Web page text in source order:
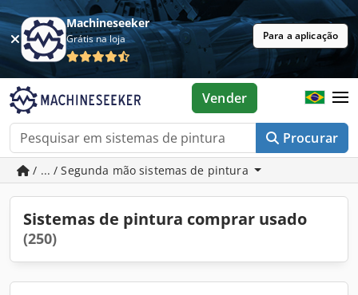
Machineseeker
Grátis na loja Para a aplicação
Procurar
Vender
/ ... / Segunda mão sistemas de pintura
Sistemas de pintura comprar usado
(250)